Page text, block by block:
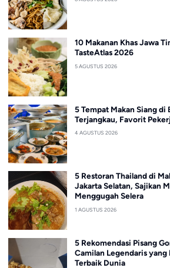
10 Makanan Khas Jawa
TasteAtlas 2026
5 AGUSTUS 2026
5 Tempat Makan Siang di
Terjangkau, Favorit
4 AGUSTUS 2026
5 Restoran Thailand di
Jakarta Selatan, Sajikan
Menggugah Selera
1 AGUSTUS 2026
5 Rekomendasi Pisang
Camilan Legendaris yang
Terbaik Dunia